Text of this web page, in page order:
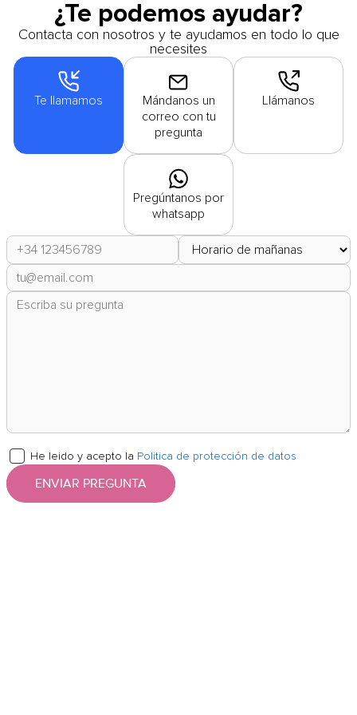
¿Te podemos ayudar?
Contacta con nosotros y te ayudamos en todo lo que
necesites
Te llamamos
Mándanos un
correo con tu
pregunta
Llámanos
Pregúntanos por
whatsapp
He leido y acepto la Politica de protección de datos
ENVIAR PREGUNTA